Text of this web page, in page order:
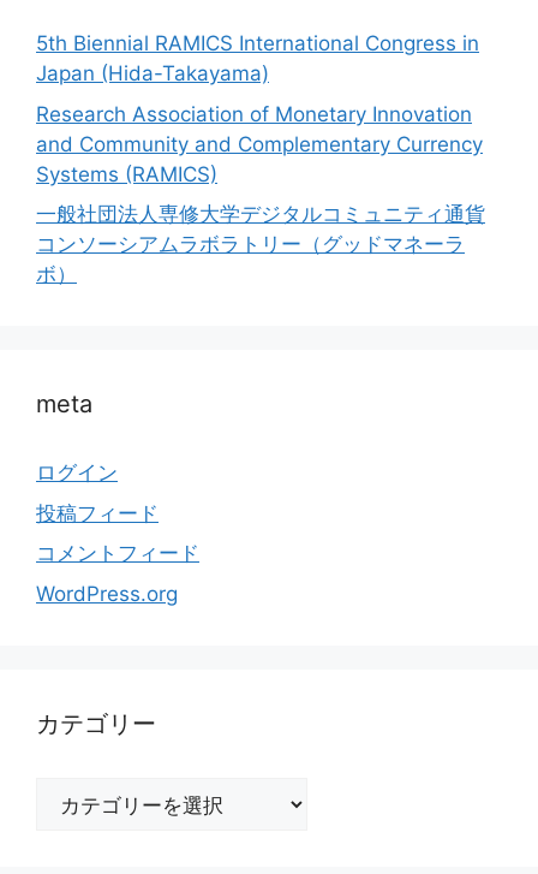
5th Biennial RAMICS International Congress in
Japan (Hida-Takayama)
Research Association of Monetary Innovation
and Community and Complementary Currency
Systems (RAMICS)
一般社団法人専修大学デジタルコミュニティ通貨
コンソーシアムラボラトリー（グッドマネーラ
ボ）
meta
ログイン
投稿フィード
コメントフィード
WordPress.org
カテゴリー